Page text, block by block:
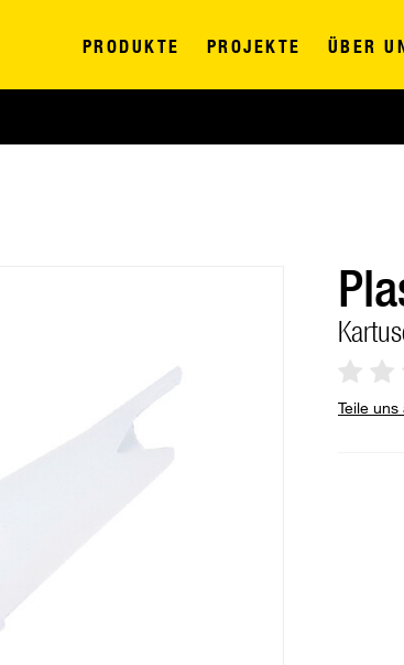
PRODUKTE PROJEKTE ÜBER
Teile